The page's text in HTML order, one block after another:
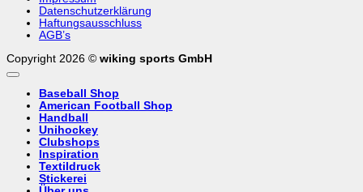
Datenschutzerklärung
Haftungsausschluss
AGB’s
Copyright 2026 © wiking sports GmbH
Baseball Shop
American Football Shop
Handball
Unihockey
Clubshops
Inspiration
Textildruck
Stickerei